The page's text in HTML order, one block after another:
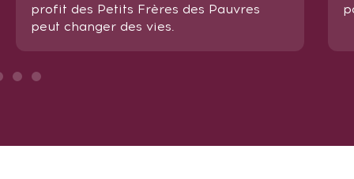
profit des Petits Frères des Pauvres
peut changer des vies.